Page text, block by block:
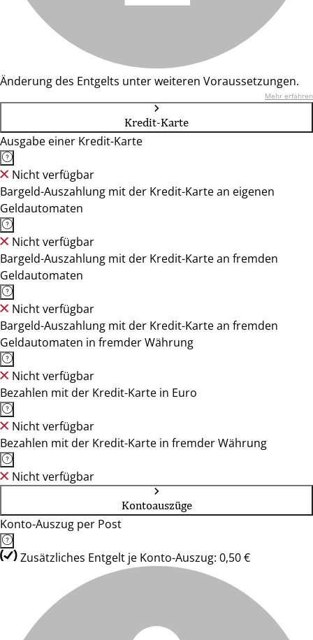
Änderung des Entgelts unter weiteren Voraussetzungen.
Mehr erfahren
Kredit-Karte
Ausgabe einer Kredit-Karte
Nicht verfügbar
Bargeld-Auszahlung mit der Kredit-Karte an eigenen
Geldautomaten
Nicht verfügbar
Bargeld-Auszahlung mit der Kredit-Karte an fremden
Geldautomaten
Nicht verfügbar
Bargeld-Auszahlung mit der Kredit-Karte an fremden
Geldautomaten in fremder Währung
Nicht verfügbar
Bezahlen mit der Kredit-Karte in Euro
Nicht verfügbar
Bezahlen mit der Kredit-Karte in fremder Währung
Nicht verfügbar
Kontoauszüge
Konto-Auszug per Post
Zusätzliches Entgelt je Konto-Auszug: 0,50 €